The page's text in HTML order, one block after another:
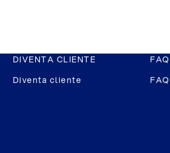
DIVENTA CLIENTE
Diventa cliente
FAQ
FAQ